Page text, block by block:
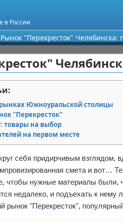
в России
информации
Рынок "Перекресток" Челябинска:
Южноуральской столицы
"Перекресток"
товары на выбор
на первом месте
себя придирчивым взглядом,
смета и вот…
чтобы нужные материалы
недалеко, и подъехать к нему
рынок "Перекресток",